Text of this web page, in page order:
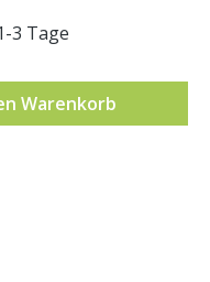
3 Tage
gewünschten
Warenkorb